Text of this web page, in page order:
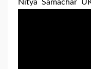
Nitya Samachar